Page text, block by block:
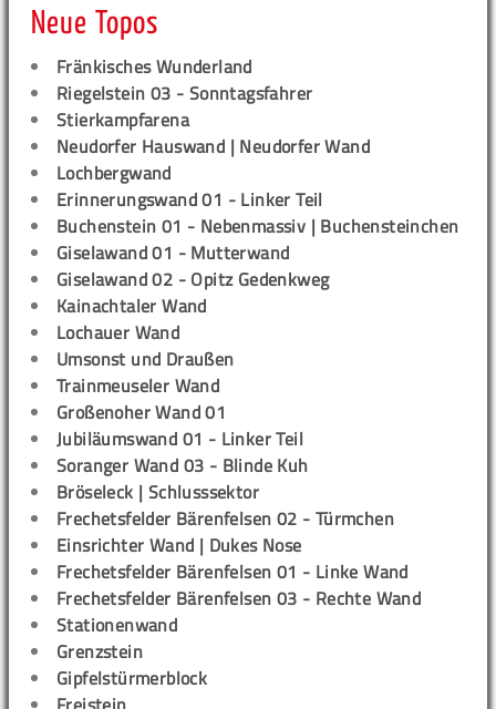
Neue Topos
Fränkisches Wunderland
Riegelstein 03 - Sonntagsfahrer
Stierkampfarena
Neudorfer Hauswand | Neudorfer Wand
Lochbergwand
Erinnerungswand 01 - Linker Teil
Buchenstein 01 - Nebenmassiv | Buchensteinchen
Giselawand 01 - Mutterwand
Giselawand 02 - Opitz Gedenkweg
Kainachtaler Wand
Lochauer Wand
Umsonst und Draußen
Trainmeuseler Wand
Großenoher Wand 01
Jubiläumswand 01 - Linker Teil
Soranger Wand 03 - Blinde Kuh
Bröseleck | Schlusssektor
Frechetsfelder Bärenfelsen 02 - Türmchen
Einsrichter Wand | Dukes Nose
Frechetsfelder Bärenfelsen 01 - Linke Wand
Frechetsfelder Bärenfelsen 03 - Rechte Wand
Stationenwand
Grenzstein
Gipfelstürmerblock